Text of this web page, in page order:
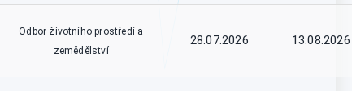
Odbor životního prostředí a
zemědělství
28.07.2026 13.08.2026